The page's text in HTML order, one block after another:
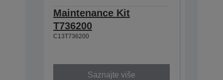
Maintenance Kit
T736200
C13T736200
Saznajte više